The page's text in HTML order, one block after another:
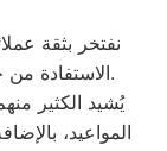
نفتخر بثقة
الاستفادة من خدمات مركز صيانة وستنجهلوس منيا القمح.
يُشيد الكثير
المواعيد،